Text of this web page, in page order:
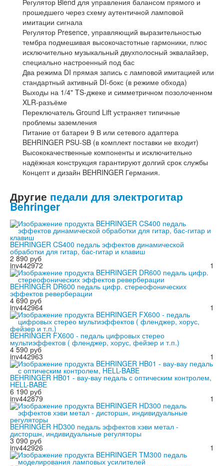
Регулятор Blend для управления балансом прямого и
прошедшего через схему аутентичной ламповой
имитации сигнала
Регулятор Presence, управляющий выразительностью
тембра подмешивая высокочастотные гармоники, плюс
исключительно музыкальный двухполосный эквалайзер,
специально настроенный под бас
Два режима DI прямая запись с ламповой имитацией или
стандартный активный DI-бокс (в режиме обхода)
Выходы на 1/4" TS-джеке и симметричном позолоченном
XLR-разъёме
Переключатель Ground Lift устраняет типичные
проблемы заземления
Питание от батареи 9 В или сетевого адаптера
BEHRINGER PSU-SB (в комплект поставки не входит)
Высококачественные компоненты и исключительно
надёжная конструкция гарантируют долгий срок службы
Концепт и дизайн BEHRINGER Германия.
Другие педали для электрогитар
Behringer
BEHRINGER CS400 педаль эффектов динамической
обработки для гитар, бас-гитар и клавиш
2 890 руб
1
inv442972
BEHRINGER DR600 педаль цифр. стереофонических
эффектов реверберации
4 690 руб
1
inv442964
BEHRINGER FX600 - педаль цифровых стерео
мультиэффектов ( фленджер, хорус, фейзер и т.п.)
4 590 руб
1
inv442963
BEHRINGER HB01 - вау-вау педаль с оптическим контролем,
HELL-BABE
6 190 руб
1
inv442879
BEHRINGER HD300 педаль эффектов хэви метал -
дисторшн, индивидуальные регуляторы
3 090 руб
1
inv442926